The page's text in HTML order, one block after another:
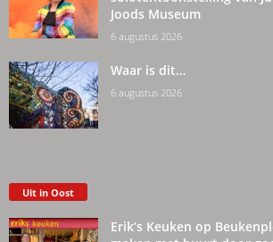
Joods Museum
6 augustus 2026
Waar is dit…
6 augustus 2026
Uit in Oost
Erik’s Keuken op